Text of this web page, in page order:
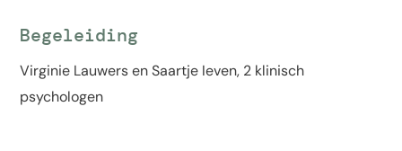
Begeleiding
Virginie Lauwers en Saartje Ieven, 2 klinisch
psychologen